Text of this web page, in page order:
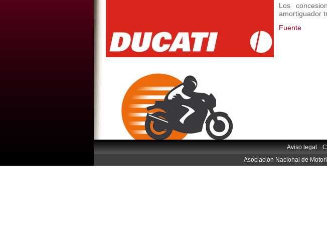
Los
amortiguador
Fuente
Aviso legal|
Asociación Nacional de